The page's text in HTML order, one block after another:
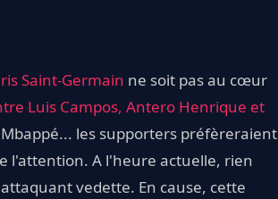
Saint-Germain ne soit pas au cœur
Luis Campos, Antero Henrique et
les supporters préfèreraient
l'attention. A l'heure actuelle, rien
vedette. En cause, cette